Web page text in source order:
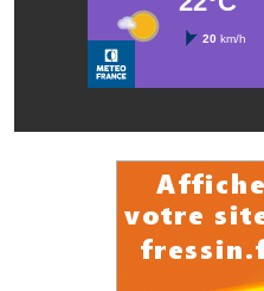
Projets et travaux en cours
Fêtes et manifestations
Numéros d'urgence
Terrains et maisons à vendre
VOTRE MAIRIE